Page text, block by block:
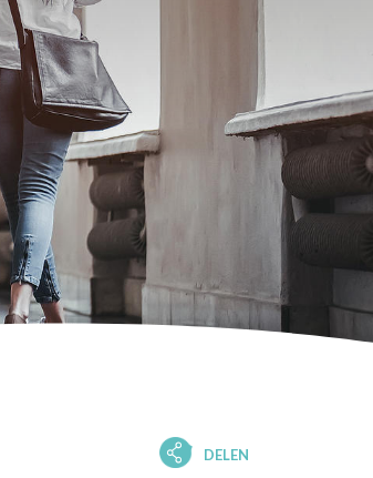
DELEN